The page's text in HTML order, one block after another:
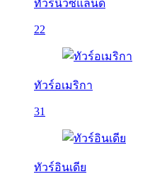
ทัวร์นิวซีแลนด์
22
ทัวร์อเมริกา
31
ทัวร์อินเดีย